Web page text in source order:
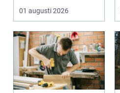
med ansvar för att
arbetsm...
01 augusti 2026